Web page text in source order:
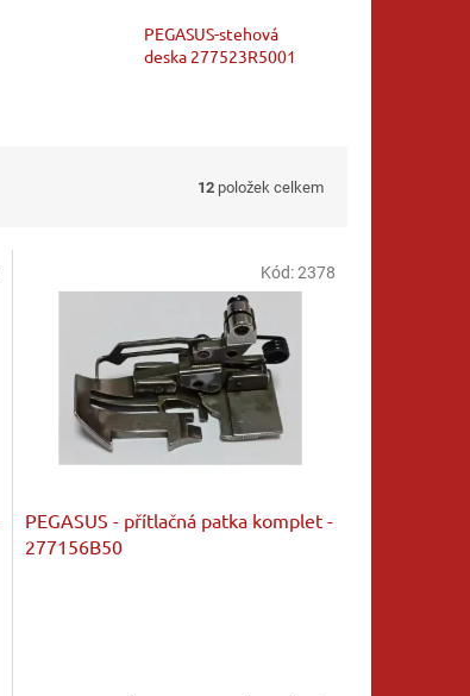
PEGASUS-stehová
deska 277523R5001
12 položek celkem
PEGASUS - přítlačná patka komplet -
277156B50
Kód:2378